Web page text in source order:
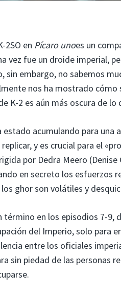
2SO en Pícaro unoes un
vez fue un droide imperial,
sin embargo, no sabemos
nos ha mostrado cómo
K-2 es aún más oscura de lo
estado acumulando para una
y es crucial para el
por Dedra Meero (Denise
en secreto los esfuerzos
ghor son volátiles y
en los episodios 7-9,
del Imperio, solo para
entre los oficiales
sin piedad de las personas